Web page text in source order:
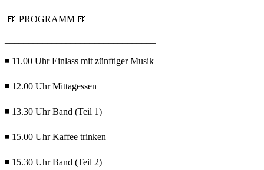
🍺 PROGRAMM 🍺
◾ 11.00 Uhr Einlass mit zünftiger Musik
◾ 12.00 Uhr Mittagessen
◾ 13.30 Uhr Band (Teil 1)
◾ 15.00 Uhr Kaffee trinken
◾ 15.30 Uhr Band (Teil 2)